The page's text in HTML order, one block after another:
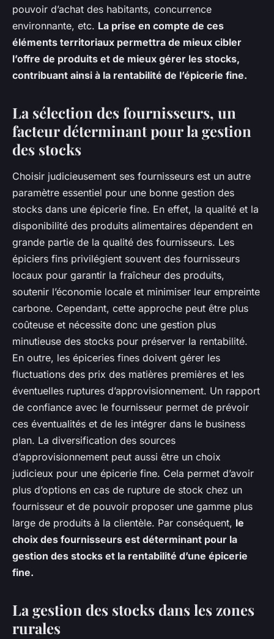
pouvoir d’achat des habitants, concurrence
environnante, etc. La prise en compte de ces
éléments territoriaux permettra de mieux cibler
l’offre de produits et de mieux gérer les stocks,
contribuant ainsi à la rentabilité de l’épicerie fine.
La sélection des fournisseurs, un
facteur déterminant pour la gestion
des stocks
Choisir judicieusement ses fournisseurs est un autre
paramètre essentiel pour une bonne gestion des
stocks dans une épicerie fine. En effet, la qualité et la
disponibilité des produits alimentaires dépendent en
grande partie de la qualité des fournisseurs. Les
épiciers fins privilégient souvent des fournisseurs
locaux pour garantir la fraîcheur des produits,
soutenir l’économie locale et minimiser leur empreinte
carbone. Cependant, cette approche peut être plus
coûteuse et nécessite donc une gestion plus
minutieuse des stocks pour préserver la rentabilité.
En outre, les épiceries fines doivent gérer les
fluctuations des prix des matières premières et les
éventuelles ruptures d’approvisionnement. Un rapport
de confiance avec le fournisseur permet de prévoir
ces éventualités et de les intégrer dans le business
plan. La diversification des sources
d’approvisionnement peut aussi être un choix
judicieux pour une épicerie fine. Cela permet d’avoir
plus d’options en cas de rupture de stock chez un
fournisseur et de pouvoir proposer une gamme plus
large de produits à la clientèle. Par conséquent, le
choix des fournisseurs est déterminant pour la
gestion des stocks et la rentabilité d’une épicerie
fine.
La gestion des stocks dans les zones
rurales